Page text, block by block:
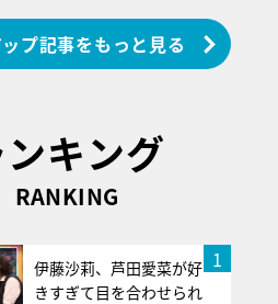
プ記事をもっと見る
キング
RANKING
1
伊藤沙莉、芦田愛菜が好
きすぎて目を合わせられ